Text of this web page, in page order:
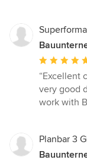
Bewertung:
5
von
“Excellent
very good
work with
Planbar 3